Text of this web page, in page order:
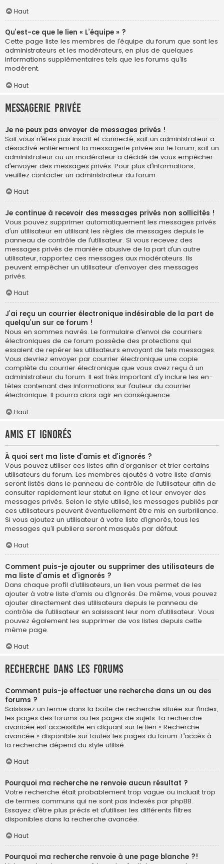
Haut
Qu’est-ce que le lien « L’équipe » ?
Cette page liste les membres de l’équipe du forum que sont les
administrateurs et les modérateurs, en plus de quelques
informations supplémentaires tels que les forums qu’ils
modèrent.
Haut
Messagerie privée
Je ne peux pas envoyer de messages privés !
Soit vous n’êtes pas inscrit et connecté, soit un administrateur a
désactivé entièrement la messagerie privée sur le forum, soit un
administrateur ou un modérateur a décidé de vous empêcher
d’envoyer des messages privés. Pour plus d’informations,
veuillez contacter un administrateur du forum.
Haut
Je continue à recevoir des messages privés non sollicités !
Vous pouvez supprimer automatiquement les messages privés
d’un utilisateur en utilisant les règles de messages depuis le
panneau de contrôle de l’utilisateur. Si vous recevez des
messages privés de manière abusive de la part d’un autre
utilisateur, rapportez ces messages aux modérateurs. Ils
peuvent empêcher un utilisateur d’envoyer des messages
privés.
Haut
J’ai reçu un courrier électronique indésirable de la part de
quelqu’un sur ce forum !
Nous en sommes navrés. Le formulaire d’envoi de courriers
électroniques de ce forum possède des protections qui
essaient de repérer les utilisateurs envoyant de tels messages.
Vous devriez envoyer par courrier électronique une copie
complète du courrier électronique que vous avez reçu à un
administrateur du forum. Il est très important d’y inclure les en-
têtes contenant des informations sur l’auteur du courrier
électronique. Il pourra alors agir en conséquence.
Haut
Amis et ignorés
À quoi sert ma liste d’amis et d’ignorés ?
Vous pouvez utiliser ces listes afin d’organiser et trier certains
utilisateurs du forum. Les membres ajoutés à votre liste d’amis
seront listés dans le panneau de contrôle de l’utilisateur afin de
consulter rapidement leur statut en ligne et leur envoyer des
messages privés. Selon le style utilisé, les messages publiés par
ces utilisateurs peuvent éventuellement être mis en surbrillance.
Si vous ajoutez un utilisateur à votre liste d’ignorés, tous les
messages qu’il publiera seront masqués par défaut.
Haut
Comment puis-je ajouter ou supprimer des utilisateurs de
ma liste d’amis et d’ignorés ?
Dans chaque profil d’utilisateurs, un lien vous permet de les
ajouter à votre liste d’amis ou d’ignorés. De même, vous pouvez
ajouter directement des utilisateurs depuis le panneau de
contrôle de l’utilisateur en saisissant leur nom d’utilisateur. Vous
pouvez également les supprimer de vos listes depuis cette
même page.
Haut
Recherche dans les forums
Comment puis-je effectuer une recherche dans un ou des
forums ?
Saisissez un terme dans la boîte de recherche située sur l’index,
les pages des forums ou les pages de sujets. La recherche
avancée est accessible en cliquant sur le lien « Recherche
avancée » disponible sur toutes les pages du forum. L’accès à
la recherche dépend du style utilisé.
Haut
Pourquoi ma recherche ne renvoie aucun résultat ?
Votre recherche était probablement trop vague ou incluait trop
de termes communs qui ne sont pas indexés par phpBB.
Essayez d’être plus précis et d’utiliser les différents filtres
disponibles dans la recherche avancée.
Haut
Pourquoi ma recherche renvoie à une page blanche ?!